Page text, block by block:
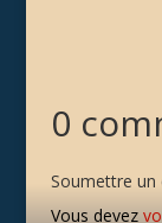
0
Soumettre
Vous devez